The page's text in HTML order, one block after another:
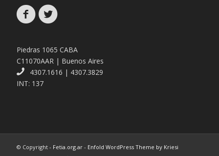
Piedras 1065 CABA
C11070AAR | Buenos Aires
4307.1616 | 4307.3829
INT: 137
© Copyright - Fetia.org.ar- Enfold WordPress Theme by Kriesi